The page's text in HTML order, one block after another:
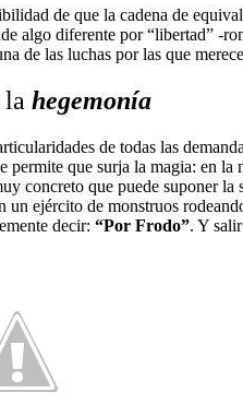
de que la cadena de
algo diferente por “libertad” -
de las luchas por las que
la hegemonía
de todas las
permite que surja la magia: en la
concreto que puede suponer
un ejército de monstruos
decir: “Por Frodo”. Y